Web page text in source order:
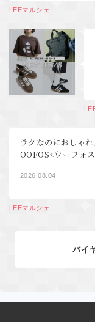
LEEマルシェ
ラクなのにおしゃ
OOFOS<ウーフォ
2026.08.04
LEEマルシェ
バイ